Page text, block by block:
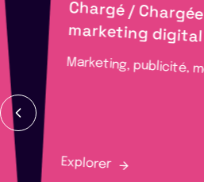
Chargé /
marketing digital
Marketing, publicité,
Explorer